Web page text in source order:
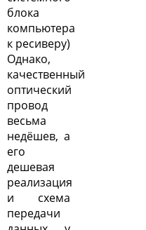
блока
компьютера
к ресиверу)
Однако,
качественный
оптический
провод
весьма
недёшев, а
его
дешевая
реализация
и схема
передачи